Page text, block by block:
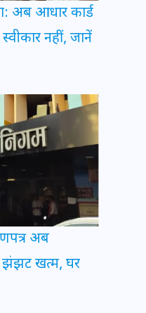
अब आधार कार्ड
नहीं, जानें
अब
खत्म, घर